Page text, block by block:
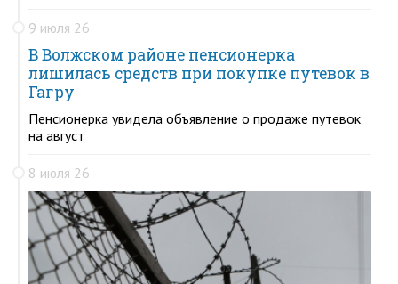
9 июля 26
В Волжском районе пенсионерка
лишилась средств при покупке путевок в
Гагру
Пенсионерка увидела объявление о продаже путевок
на август
8 июля 26